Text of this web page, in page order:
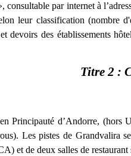
par internet à
leur classification
devoirs des établissements
Titre 2 :
Principauté d’Andorre,
Les pistes de Grandvalira
et de deux salles de restaurant
•